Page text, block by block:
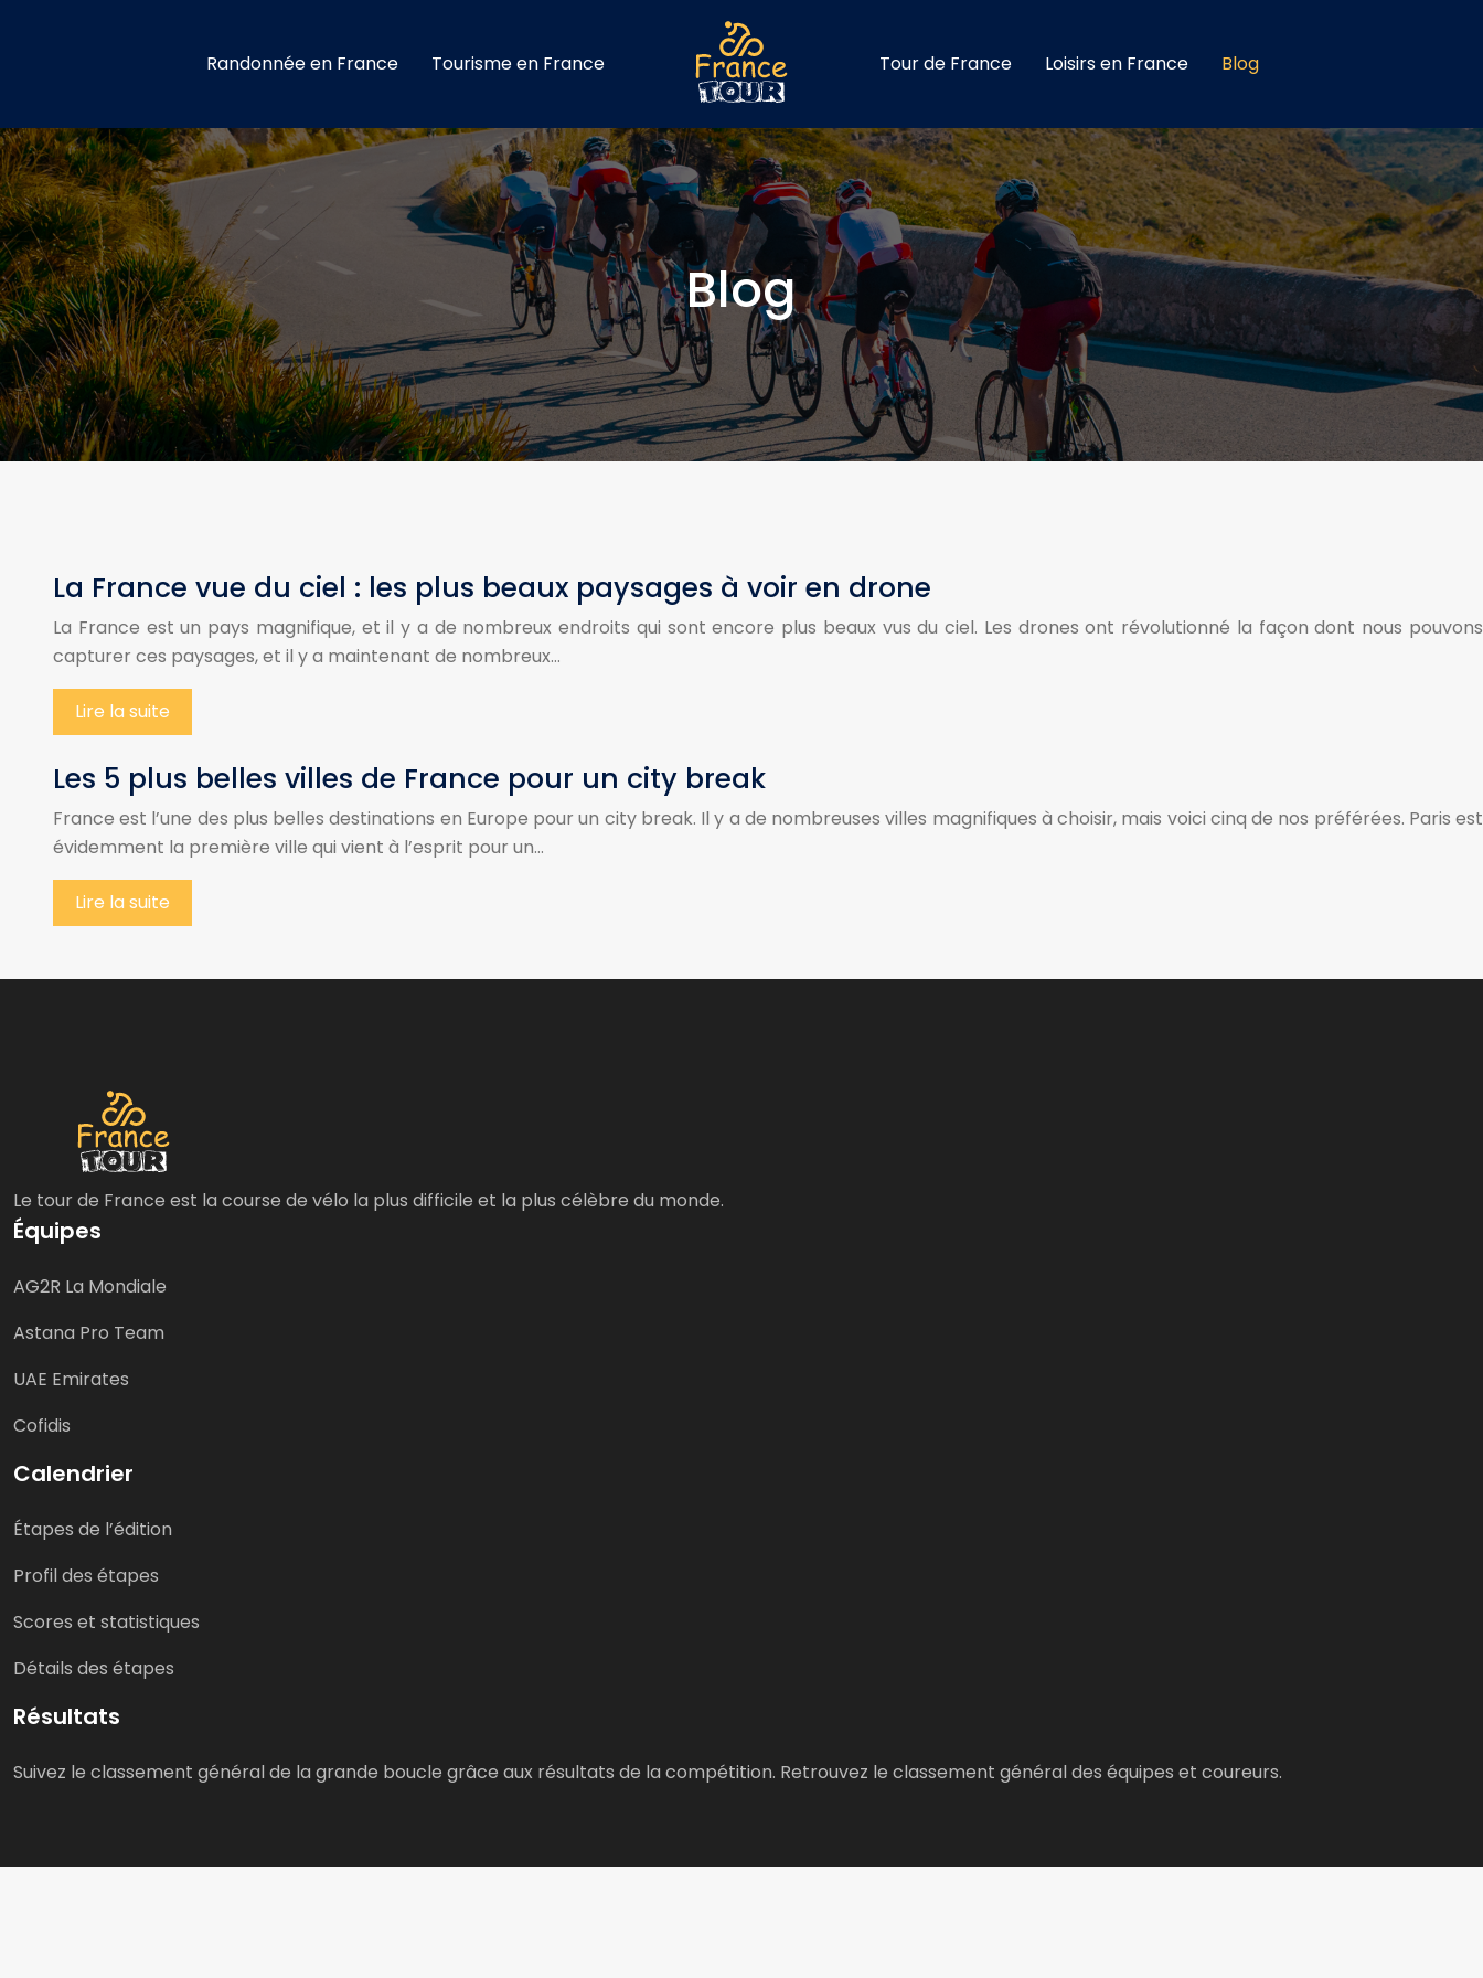
Tourisme en France
Randonnée en France Tour de France Loisirs en France Blog
Blog
La France vue du ciel : les plus beaux paysages à voir en drone
La France est un pays magnifique, et il y a de nombreux endroits qui sont encore plus beaux vus du ciel. Les drones ont révolutionné la façon dont nous pouvons
capturer ces paysages, et il y a maintenant de nombreux…
Lire la suite
Les 5 plus belles villes de France pour un city break
France est l’une des plus belles destinations en Europe pour un city break. Il y a de nombreuses villes magnifiques à choisir, mais voici cinq de nos préférées. Paris est
évidemment la première ville qui vient à l’esprit pour un…
Lire la suite
Le tour de France est la course de vélo la plus difficile et la plus célèbre du monde.
Équipes
AG2R La Mondiale
Astana Pro Team
UAE Emirates
Cofidis
Calendrier
Étapes de l’édition
Profil des étapes
Scores et statistiques
Détails des étapes
Résultats
Suivez le classement général de la grande boucle grâce aux résultats de la compétition. Retrouvez le classement général des équipes et coureurs.